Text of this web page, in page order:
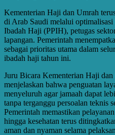
Kementerian Haji dan Umrah
di Arab Saudi melalui optimalisasi
Ibadah Haji (PPIH), petugas
lapangan. Pemerintah
sebagai prioritas utama dalam
ibadah haji tahun ini.
Juru Bicara Kementerian Haji
menjelaskan bahwa penguatan
menyeluruh agar jamaah dapat
tanpa terganggu persoalan teknis
Pemerintah memastikan
hingga kesehatan terus
aman dan nyaman selama